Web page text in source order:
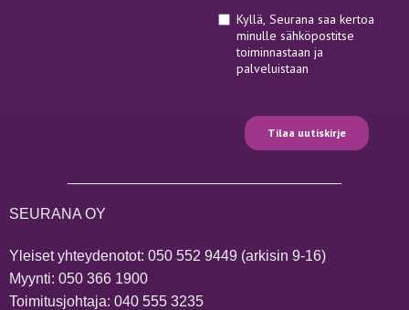
SEURANA OY
Yleiset yhteydenotot: 050 552 9449(arkisin 9-16)
Myynti: 050 366 1900
Toimitusjohtaja: 040 555 3235